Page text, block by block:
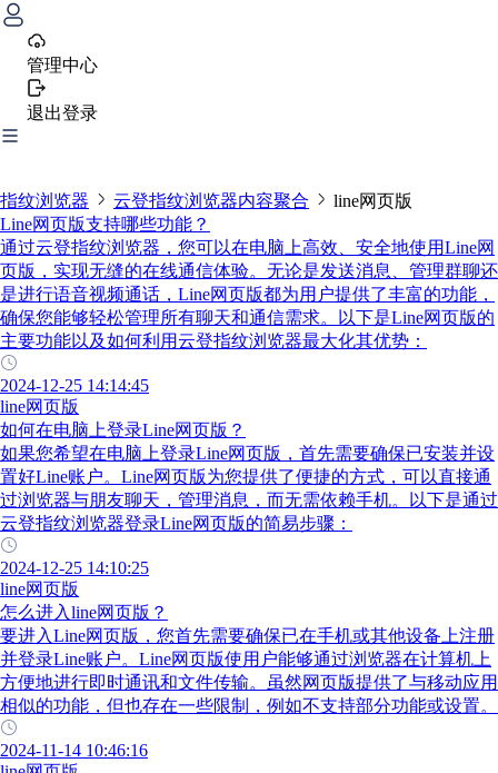
管理中心
退出登录
指纹浏览器 云登指纹浏览器内容聚合
line网页版
Line网页版支持哪些功能？
通过云登指纹浏览器，您可以在电脑上高效、安全地使用Line网
页版，实现无缝的在线通信体验。无论是发送消息、管理群聊还
是进行语音视频通话，Line网页版都为用户提供了丰富的功能，
确保您能够轻松管理所有聊天和通信需求。以下是Line网页版的
主要功能以及如何利用云登指纹浏览器最大化其优势：
2024-12-25 14:14:45
line网页版
如何在电脑上登录Line网页版？
如果您希望在电脑上登录Line网页版，首先需要确保已安装并设
置好Line账户。Line网页版为您提供了便捷的方式，可以直接通
过浏览器与朋友聊天，管理消息，而无需依赖手机。以下是通过
云登指纹浏览器登录Line网页版的简易步骤：
2024-12-25 14:10:25
line网页版
怎么进入line网页版？
要进入Line网页版，您首先需要确保已在手机或其他设备上注册
并登录Line账户。Line网页版使用户能够通过浏览器在计算机上
方便地进行即时通讯和文件传输。虽然网页版提供了与移动应用
相似的功能，但也存在一些限制，例如不支持部分功能或设置。
2024-11-14 10:46:16